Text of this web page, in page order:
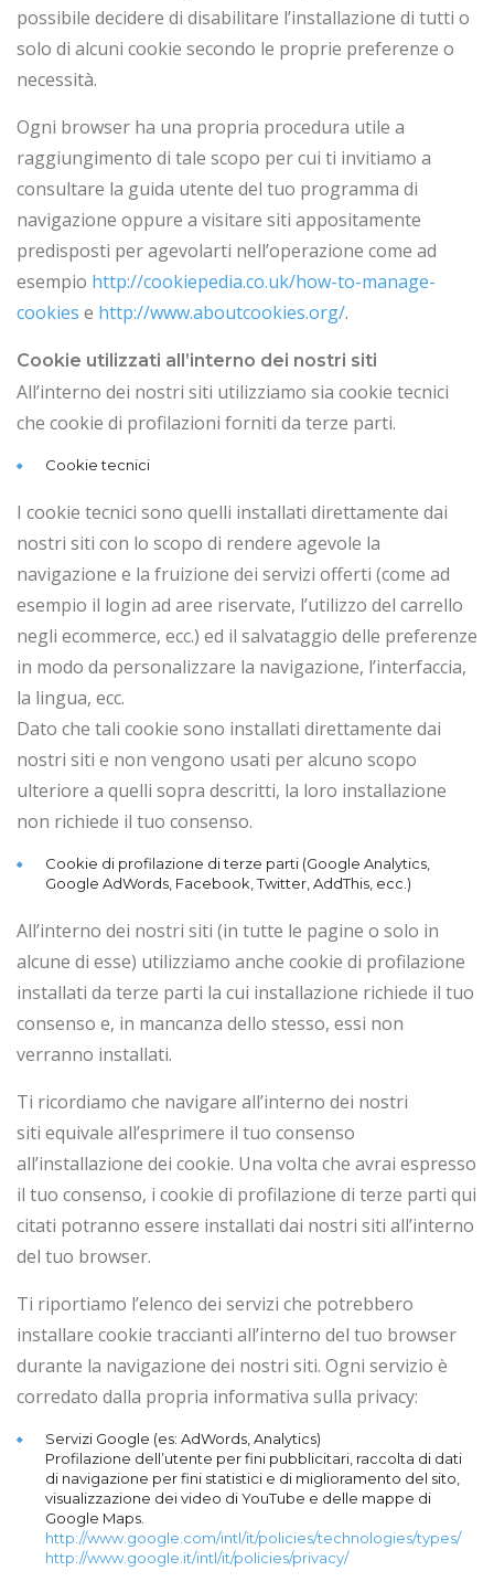
possibile decidere di disabilitare l’installazione di tutti o
solo di alcuni cookie secondo le proprie preferenze o
necessità.
Ogni browser ha una propria procedura utile a
raggiungimento di tale scopo per cui ti invitiamo a
consultare la guida utente del tuo programma di
navigazione oppure a visitare siti appositamente
predisposti per agevolarti nell’operazione come ad
esempio http://cookiepedia.co.uk/how-to-manage-
cookies e http://www.aboutcookies.org/.
Cookie utilizzati all’interno dei nostri siti
All’interno dei nostri siti utilizziamo sia cookie tecnici
che cookie di profilazioni forniti da terze parti.
Cookie tecnici
I cookie tecnici sono quelli installati direttamente dai
nostri siti con lo scopo di rendere agevole la
navigazione e la fruizione dei servizi offerti (come ad
esempio il login ad aree riservate, l’utilizzo del carrello
negli ecommerce, ecc.) ed il salvataggio delle preferenze
in modo da personalizzare la navigazione, l’interfaccia,
la lingua, ecc.
Dato che tali cookie sono installati direttamente dai
nostri siti e non vengono usati per alcuno scopo
ulteriore a quelli sopra descritti, la loro installazione
non richiede il tuo consenso.
Cookie di profilazione di terze parti (Google Analytics,
Google AdWords, Facebook, Twitter, AddThis, ecc.)
All’interno dei nostri siti (in tutte le pagine o solo in
alcune di esse) utilizziamo anche cookie di profilazione
installati da terze parti la cui installazione richiede il tuo
consenso e, in mancanza dello stesso, essi non
verranno installati.
Ti ricordiamo che navigare all’interno dei nostri
siti equivale all’esprimere il tuo consenso
all’installazione dei cookie. Una volta che avrai espresso
il tuo consenso, i cookie di profilazione di terze parti qui
citati potranno essere installati dai nostri siti all’interno
del tuo browser.
Ti riportiamo l’elenco dei servizi che potrebbero
installare cookie traccianti all’interno del tuo browser
durante la navigazione dei nostri siti. Ogni servizio è
corredato dalla propria informativa sulla privacy:
Servizi Google (es: AdWords, Analytics)
Profilazione dell’utente per fini pubblicitari, raccolta di dati
di navigazione per fini statistici e di miglioramento del sito,
visualizzazione dei video di YouTube e delle mappe di
Google Maps.
http://www.google.com/intl/it/policies/technologies/types/
http://www.google.it/intl/it/policies/privacy/